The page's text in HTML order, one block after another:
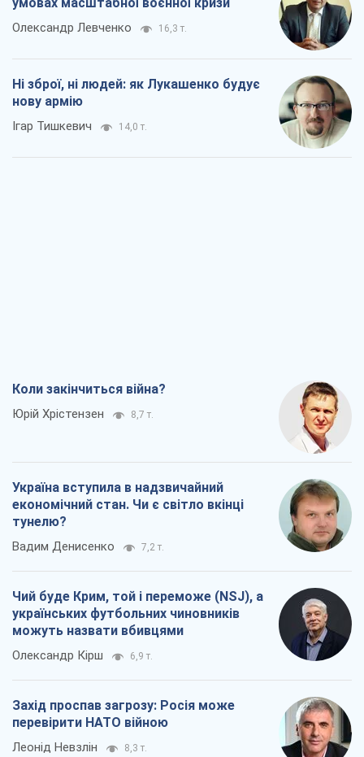
Олександр Левченко 16,3 т.
Ні зброї, ні людей: як Лукашенко будує
нову армію
Ігар Тишкевич 14,0 т.
Коли закінчиться війна?
Юрій Хрістензен 8,7 т.
Україна вступила в надзвичайний
економічний стан. Чи є світло вкінці
тунелю?
Вадим Денисенко 7,2 т.
Чий буде Крим, той і переможе (NSJ), а
українських футбольних чиновників
можуть назвати вбивцями
Олександр Кірш 6,9 т.
Захід проспав загрозу: Росія може
перевірити НАТО війною
Леонід Невзлін 8,3 т.